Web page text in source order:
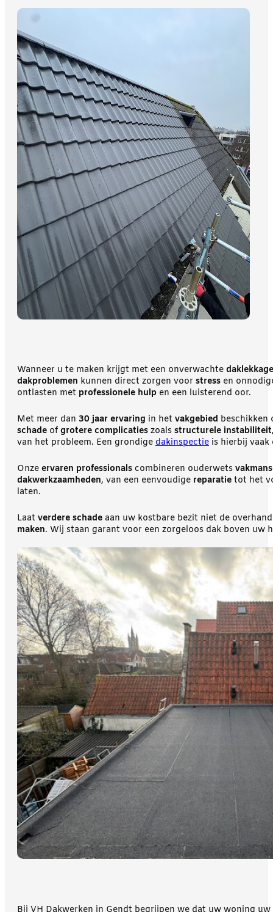
Wanneer u te maken krijgt met een onverwachte daklekkage
dakproblemen kunnen direct zorgen voor stress en
ontlasten met professionele hulp en een luisterend oor.
Met meer dan 30 jaar ervaring in het vakgebied beschikken
schade of grotere complicaties zoals structurele instabiliteit
van het probleem. Een grondige dakinspectie is hierbij vaak
Onze ervaren professionals combineren ouderwets
dakwerkzaamheden, van een eenvoudige reparatie tot het
laten.
Laat verdere schade aan uw kostbare bezit niet de
maken. Wij staan garant voor een zorgeloos dak boven uw